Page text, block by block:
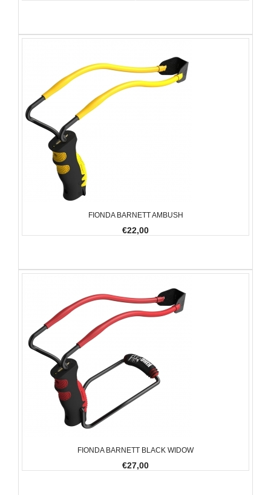
FIONDA BARNETT AMBUSH
€22,00
FIONDA BARNETT BLACK WIDOW
€27,00